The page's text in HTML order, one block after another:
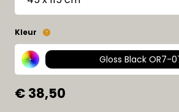
Kleur
Gloss Black OR7-
€ 38,50